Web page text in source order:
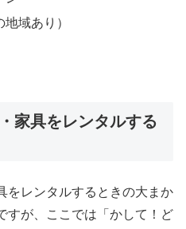
域あり）
家具をレンタルする
をレンタルするときの大まか
すが、ここでは「かして！ど